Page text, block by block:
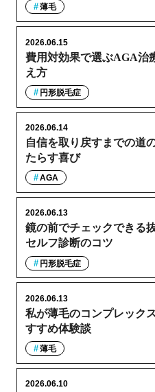
薄毛
費用対効果で選ぶAGA治
え方
2026.06.15
円形脱毛症
自信を取り戻すまでの道
たらす喜び
2026.06.14
AGA
鏡の前でチェックできる
セルフ診断のコツ
2026.06.13
円形脱毛症
私が薄毛のコンプレック
すすめ体験談
2026.06.13
薄毛
2026.06.10